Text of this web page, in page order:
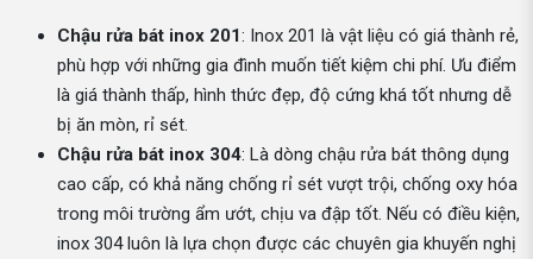
Chậu rửa bát inox 201: Inox 201 là vật liệu có giá thành rẻ,
phù hợp với những gia đình muốn tiết kiệm chi phí. Ưu điểm
là giá thành thấp, hình thức đẹp, độ cứng khá tốt nhưng dễ
bị ăn mòn, rỉ sét.
Chậu rửa bát inox 304: Là dòng chậu rửa bát thông dụng
cao cấp, có khả năng chống rỉ sét vượt trội, chống oxy hóa
trong môi trường ẩm ướt, chịu va đập tốt. Nếu có điều kiện,
inox 304 luôn là lựa chọn được các chuyên gia khuyến nghị